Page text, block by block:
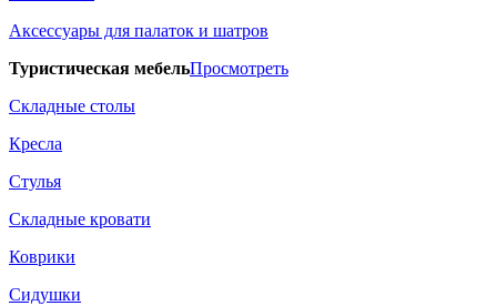
Аксессуары для палаток и шатров
Туристическая мебельПросмотреть
Складные столы
Кресла
Стулья
Складные кровати
Коврики
Сидушки